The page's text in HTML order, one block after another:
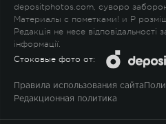
depositphotos.com, суворо
Материалы с пометками! и P
Редакція не несе відповідальності
інформації.
Стоковые фото от:
Правила использования сайта
Редакционная политика